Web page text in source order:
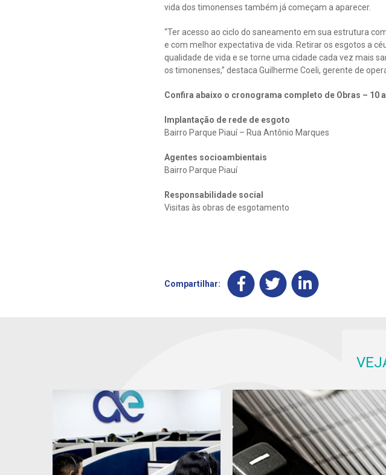
vida dos timonenses também já começam a aparecer.
“Ter acesso ao ciclo do saneamento em sua estrutura
e com melhor expectativa de vida. Retirar os esgotos a
qualidade de vida e se torne uma cidade cada vez mais
os timonenses,” destaca Guilherme Coeli, gerente de
Confira abaixo o cronograma completo de Obras – 10
Implantação de rede de esgoto
Bairro Parque Piauí – Rua Antônio Marques
Agentes socioambientais
Bairro Parque Piauí
Responsabilidade social
Visitas às obras de esgotamento
Compartilhar: